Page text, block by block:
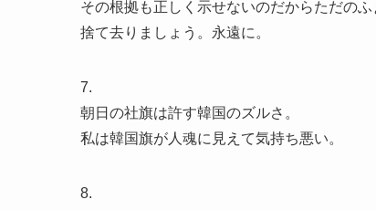
その根拠も正しく示せないのだからただのふ
捨て去りましょう。永遠に。
7.
朝日の社旗は許す韓国のズルさ。
私は韓国旗が人魂に見えて気持ち悪い。
8.